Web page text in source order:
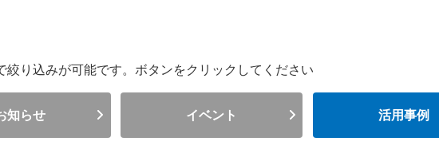
絞り込みが可能です。 ボタンをクリックしてください
知らせ イベント 活用事例